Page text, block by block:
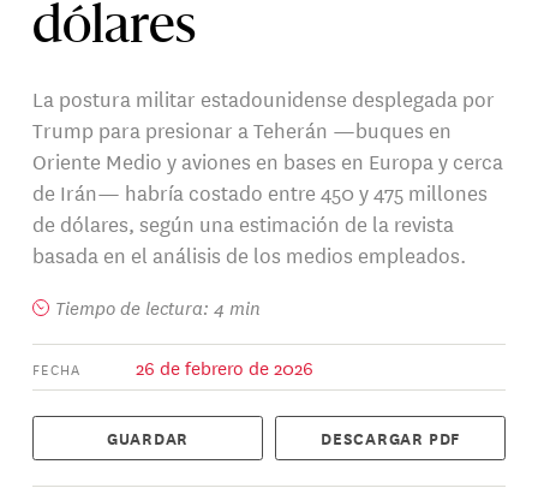
dólares
La postura militar estadounidense desplegada por
Trump para presionar a Teherán —buques en
Oriente Medio y aviones en bases en Europa y cerca
de Irán— habría costado entre 450 y 475 millones
de dólares, según una estimación de la revista
basada en el análisis de los medios empleados.
Tiempo de lectura: 4 min
FECHA 26 de febrero de 2026
GUARDAR DESCARGAR PDF